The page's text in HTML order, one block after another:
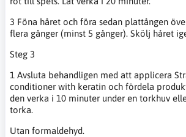
3 Föna håret och föra sedan plattången
flera gånger (minst 5 gånger). Skölj håret
Steg 3
1 Avsluta behandligen med att applicera
conditioner with keratin och fördela
den verka i 10 minuter under en torkhuv
torka.
Utan formaldehyd.